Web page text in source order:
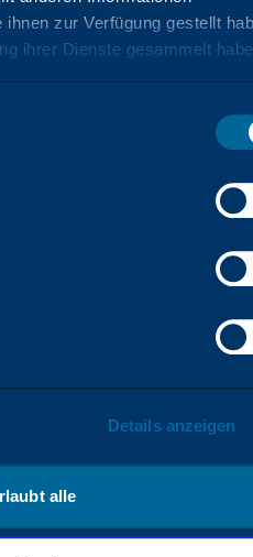
zur Verfügung gestellt
ihrer Dienste gesammelt
Details anzeigen
alle
U.S.A.
Alle
AUF DIESER WEBSITE
ART WERDEN
OHNE JEGLICHE
KATUN GIBT KEINE
ODER